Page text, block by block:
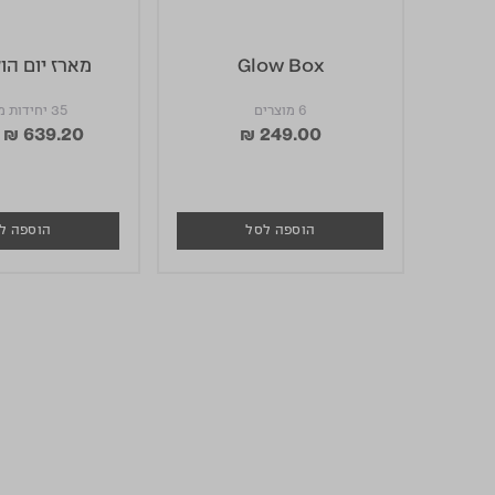
Glow Box
6 מוצרים
₪ 249.00
הוספה לסל
מארז יום
35 יחידות מוצרים
₪ 639.20
from
הוספה